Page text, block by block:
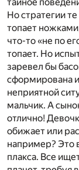
Но стратегии
топает
что-то «не по
топает. Но
заревел бы
сформирована
неприятной
мальчик. А
отлично!
обижает или
например? Это
плакса. Все